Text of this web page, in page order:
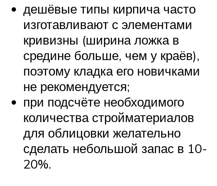
дешёвые типы кирпича часто
изготавливают с элементами
кривизны (ширина ложка в
средине больше, чем у краёв),
поэтому кладка его новичками
не рекомендуется;
при подсчёте необходимого
количества стройматериалов
для облицовки желательно
сделать небольшой запас в 10-
20%.